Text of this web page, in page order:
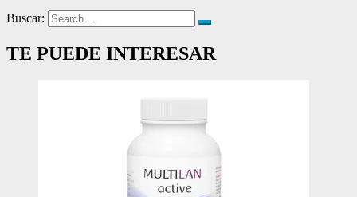
Buscar:
TE PUEDE INTERESAR